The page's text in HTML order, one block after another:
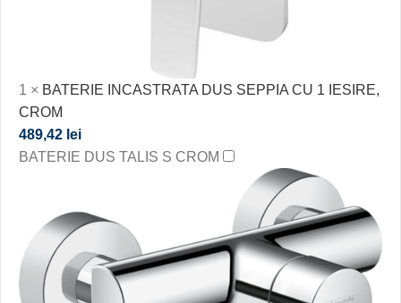
1 × BATERIE INCASTRATA DUS SEPPIA CU 1 IESIRE,
CROM
489,42 lei
BATERIE DUS TALIS S CROM